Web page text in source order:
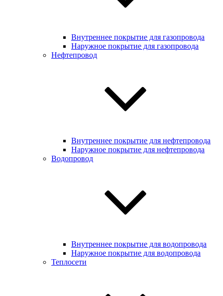
Внутреннее покрытие для газопровода
Наружное покрытие для газопровода
Нефтепровод
Внутреннее покрытие для нефтепровода
Наружное покрытие для нефтепровода
Водопровод
Внутреннее покрытие для водопровода
Наружное покрытие для водопровода
Теплосети